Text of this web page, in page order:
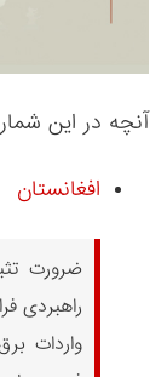
آنچه در این
افغانستان
ضرورت
راهبردی
واردات